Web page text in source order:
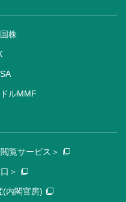
株
ルMMF
覧サービス＞
＞
(内閣官房)